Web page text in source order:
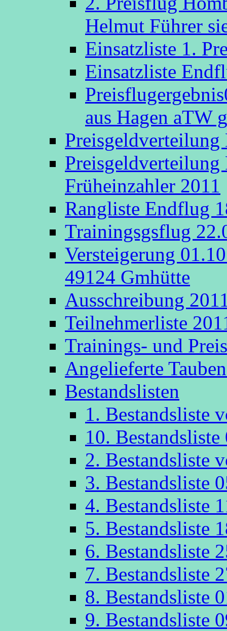
Helmut Führer
Einsatzliste 1.
Einsatzliste
aus Hagen aTW
Preisgeldverteilung
Früheinzahler 2011
Rangliste Endflug
Trainingsgsflug
Versteigerung
49124 Gmhütte
Ausschreibung
Teilnehmerliste
Trainings- und
Angelieferte
Bestandslisten
1. Bestandsliste
10.
2. Bestandsliste
3. Bestandsliste
4. Bestandsliste
5. Bestandsliste
6. Bestandsliste
7. Bestandsliste
8. Bestandsliste
9. Bestandsliste